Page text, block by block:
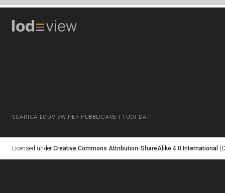
SCARICA LODVIEW PER PUBBLICARE I TUOI DATI
Licensed under Creative Commons Attribution-ShareAlike 4.0 International